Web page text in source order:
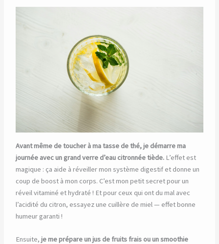
Avant même de toucher à ma tasse de thé, je démarre ma
journée avec un grand verre d’eau citronnée tiède. L’effet est
magique : ça aide à réveiller mon système digestif et donne un
coup de boost à mon corps. C’est mon petit secret pour un
réveil vitaminé et hydraté ! Et pour ceux qui ont du mal avec
l’acidité du citron, essayez une cuillère de miel — effet bonne
humeur garanti !
Ensuite, je me prépare un jus de fruits frais ou un smoothie